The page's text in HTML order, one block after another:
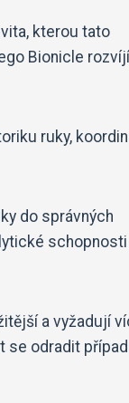
kterou tato
Bionicle rozvíjí
ruky,
do správných
schopnosti
a vyžadují
se odradit